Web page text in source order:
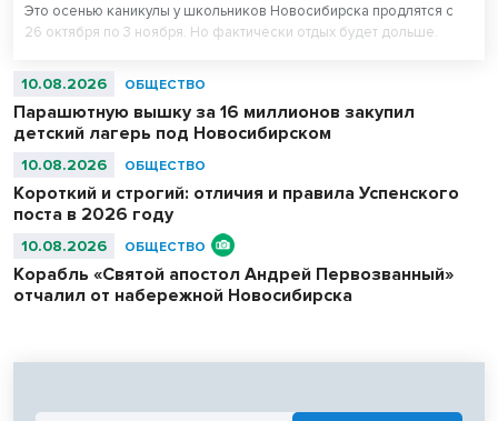
Это осенью каникулы у школьников Новосибирска продлятся с
26 октября по 3 ноября. Но фактически отдых будет дольше.
10.08.2026 ОБЩЕСТВО
Парашютную вышку за 16 миллионов закупил
детский лагерь под Новосибирском
10.08.2026 ОБЩЕСТВО
Короткий и строгий: отличия и правила Успенского
поста в 2026 году
10.08.2026 ОБЩЕСТВО
Корабль «Святой апостол Андрей Первозванный»
отчалил от набережной Новосибирска